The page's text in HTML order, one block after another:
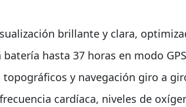
brillante y clara,
hasta 37 horas en modo
topográficos y navegación giro a
cardíaca, niveles de